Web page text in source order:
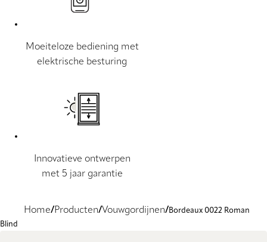
Moeiteloze bediening met
elektrische besturing
Innovatieve ontwerpen
met 5 jaar garantie
Home Producten Vouwgordijnen
Bordeaux 0022 Roman
Blind